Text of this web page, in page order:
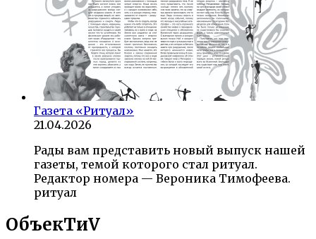
Газета «Ритуал»
21.04.2026
Рады вам представить новый выпуск нашей
газеты, темой которого стал ритуал.
Редактор номера — Вероника Тимофеева.
ритуал
ОбъекTиV